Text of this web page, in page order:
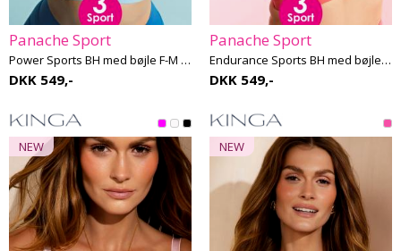
Panache Sport
Power Sports BH med bøjle F-M skål
DKK 549,-
Panache Sport
Endurance Sports BH med bøjle F-K skål
DKK 549,-
NEW NEW